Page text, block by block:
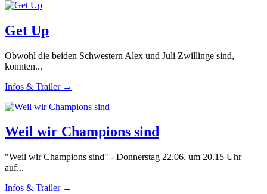
Get Up
Obwohl die beiden Schwestern Alex und Juli Zwillinge sind,
könnten...
Infos & Trailer →
Weil wir Champions sind
"Weil wir Champions sind" - Donnerstag 22.06. um 20.15 Uhr
auf...
Infos & Trailer →